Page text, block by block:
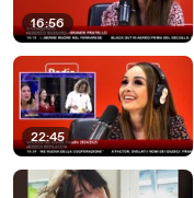
16:56
22:45